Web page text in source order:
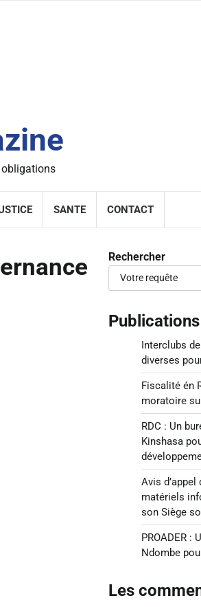
SANTE CONTACT
Rechercher
Interclubs
diverses
Fiscalité én
moratoire
RDC : Un
Kinshasa
Avis d’appel
matériels
son Siège
PROADER :
Ndombe
Les